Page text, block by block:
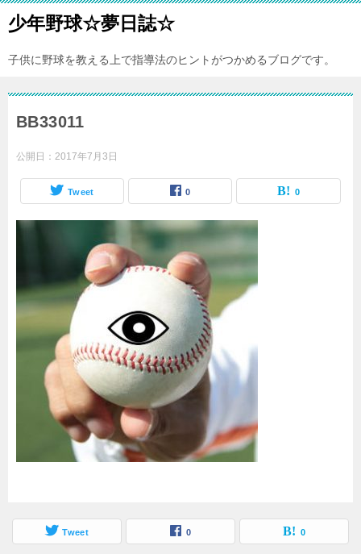
少年野球☆夢日誌☆
子供に野球を教える上で指導法のヒントがつかめるブログです。
BB33011
公開日： 2017年7月3日
Tweet 0 0
Tweet 0 0